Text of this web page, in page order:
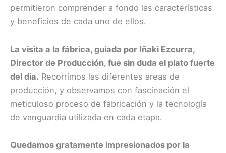
permitieron comprender a fondo las características
y beneficios de cada uno de ellos.
La visita a la fábrica, guiada por Iñaki Ezcurra,
Director de Producción, fue sin duda el plato fuerte
del día. Recorrimos las diferentes áreas de
producción, y observamos con fascinación el
meticuloso proceso de fabricación y la tecnología
de vanguardia utilizada en cada etapa.
Quedamos gratamente impresionados por la